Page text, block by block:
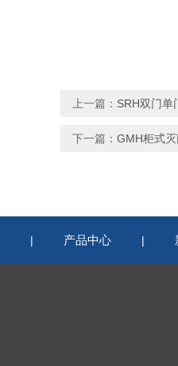
上一篇： SRH双门单
下一篇： GMH柜式
| 产品中心 |